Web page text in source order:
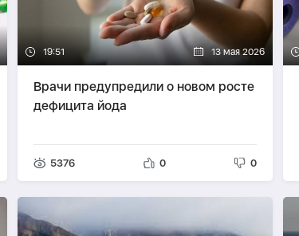
19:51 13 мая 2026
Врачи предупредили о новом росте
дефицита йода
5376 0 0